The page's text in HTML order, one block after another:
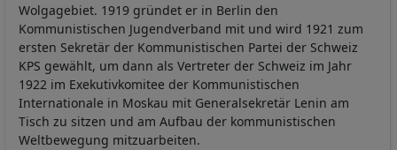
Wolgagebiet. 1919 gründet er in Berlin den
Kommunistischen Jugendverband mit und wird 1921 zum
ersten Sekretär der Kommunistischen Partei der Schweiz
KPS gewählt, um dann als Vertreter der Schweiz im Jahr
1922 im Exekutivkomitee der Kommunistischen
Internationale in Moskau mit Generalsekretär Lenin am
Tisch zu sitzen und am Aufbau der kommunistischen
Weltbewegung mitzuarbeiten.